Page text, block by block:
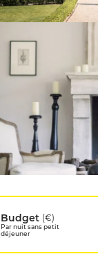
Budget (€)
Par nuit sans petit
déjeuner